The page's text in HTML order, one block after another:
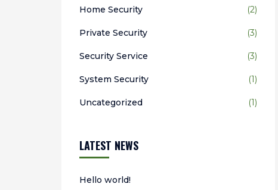
Home Security (2)
Private Security (3)
Security Service (3)
System Security (1)
Uncategorized (1)
LATEST NEWS
Hello world!